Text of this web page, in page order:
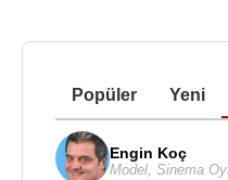
Popüler Yeni
Engin Koç
Model Sinema